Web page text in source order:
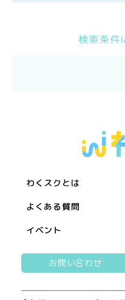
検索条件
わくスクとは
よくある質問
イベント
お問い合わせ